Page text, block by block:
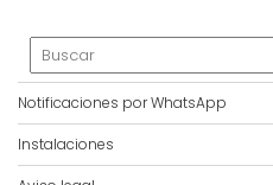
Notificaciones por WhatsApp
Instalaciones